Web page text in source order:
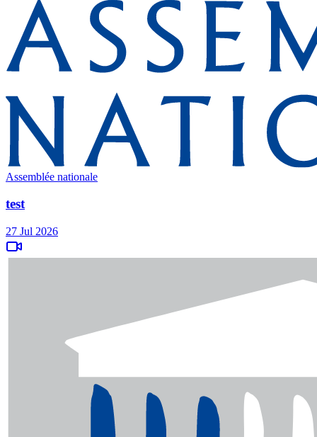
Assemblée nationale
test
27 Jul 2026